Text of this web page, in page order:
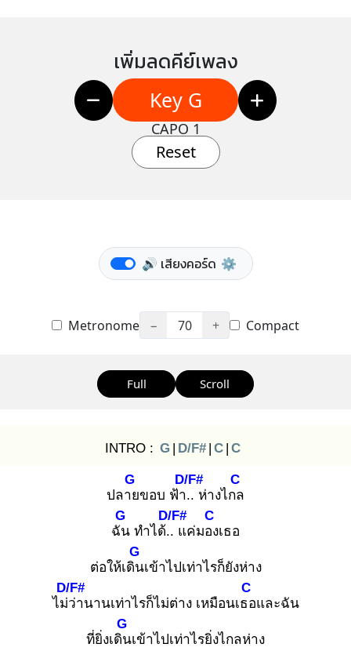
เพิ่มลดคีย์เพลง
Key G
CAPO 1
Reset
🔊 เสียงคอร์ด ⚙️
Metronome − 70 + Compact
Full Scroll
INTRO : G | D/F# | C | C
ปลาย
G
ขอบ ฟ้า..
D/F#
ห่างไกล
C
ฉัน
G
ทำได้..
D/F#
แค่มอง
C
เธอ
ต่อให้เดิน
G
เข้าไปเท่าไรก็ยังห่าง
ไม่ว่
D/F#
านานเท่าไรก็ไม่ต่าง เหมือนเธอ
C
และฉัน
ที่ยิ่งเดิน
G
เข้าไปเท่าไรยิ่งไกลห่าง